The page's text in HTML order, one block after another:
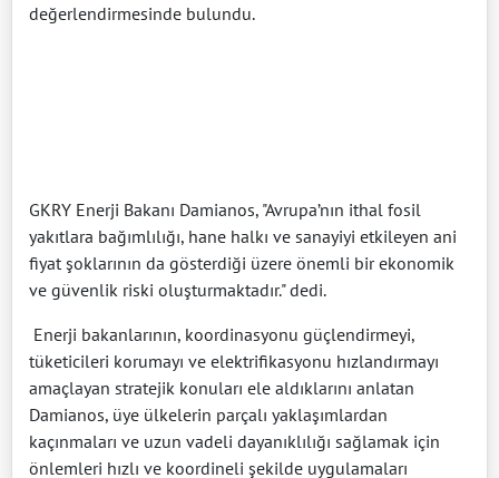
değerlendirmesinde bulundu.
GKRY Enerji Bakanı Damianos, "Avrupa’nın ithal fosil
yakıtlara bağımlılığı, hane halkı ve sanayiyi etkileyen ani
fiyat şoklarının da gösterdiği üzere önemli bir ekonomik
ve güvenlik riski oluşturmaktadır." dedi.
Enerji bakanlarının, koordinasyonu güçlendirmeyi,
tüketicileri korumayı ve elektrifikasyonu hızlandırmayı
amaçlayan stratejik konuları ele aldıklarını anlatan
Damianos, üye ülkelerin parçalı yaklaşımlardan
kaçınmaları ve uzun vadeli dayanıklılığı sağlamak için
önlemleri hızlı ve koordineli şekilde uygulamaları